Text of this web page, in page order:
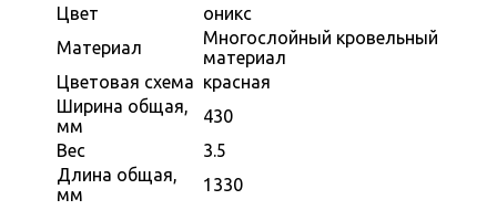
Цвет
оникс
Материал
Многослойный кровельный
материал
Цветовая схема красная
Ширина общая,
мм
430
Вес
3.5
Длина общая,
мм
1330